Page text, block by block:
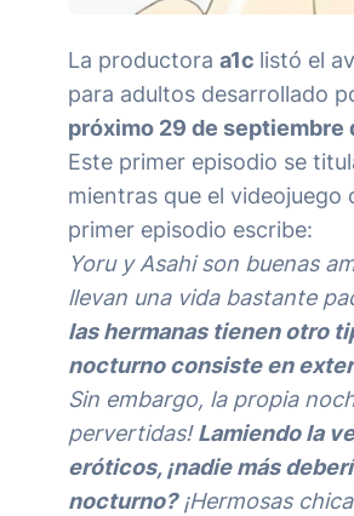
La productora a1c listó el
para adultos desarrollado
próximo 29 de septiembre
Este primer episodio se
mientras que el videojuego
primer episodio escribe:
Yoru y Asahi son buenas
llevan una vida bastante
las hermanas tienen otro
nocturno consiste en
Sin embargo, la propia
pervertidas!Lamiendo la
eróticos, ¡nadie más
nocturno?¡Hermosas